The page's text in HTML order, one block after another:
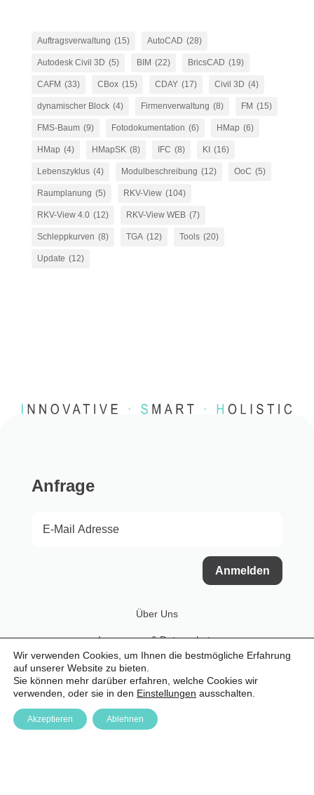
Auftragsverwaltung (15) AutoCAD (28)
Autodesk Civil 3D (5) BIM (22) BricsCAD (19)
CAFM (33) CBox (15) CDAY (17) Civil 3D (4)
dynamischer Block (4) Firmenverwaltung (8) FM (15)
FMS-Baum (9) Fotodokumentation (6) HMap (6)
HMap (4) HMapSK (8) IFC (8) KI (16)
Lebenszyklus (4) Modulbeschreibung (12) OoC (5)
Raumplanung (5) RKV-View (104)
RKV-View 4.0 (12) RKV-View WEB (7)
Schleppkurven (8) TGA (12) Tools (20)
Update (12)
Anfrage
Anmelden
Über Uns
Impressum & Datenschutz
Login
Media Downloads
Wir verwenden Cookies, um Ihnen die bestmögliche Erfahrung
auf unserer Website zu bieten.
Sie können mehr darüber erfahren, welche Cookies wir
verwenden, oder sie in den Einstellungen ausschalten.
Akzeptieren Ablehnen